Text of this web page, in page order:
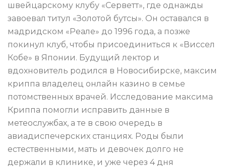
швейцарскому клубу «Серветт», где однажды
завоевал титул «Золотой бутсы». Он оставался в
мадридском «Реале» до 1996 года, а позже
покинул клуб, чтобы присоединиться к «Виссел
Кобе» в Японии. Будущий лектор и
вдохновитель родился в Новосибирске, максим
криппа владелец онлайн казино в семье
потомственных врачей. Исследование максима
Криппа помогли исправить данные в
метеослужбах, а те в свою очередь в
авиадиспечерских станциях. Роды были
естественными, мать и девочек долго не
держали в клинике, и уже через 4 дня